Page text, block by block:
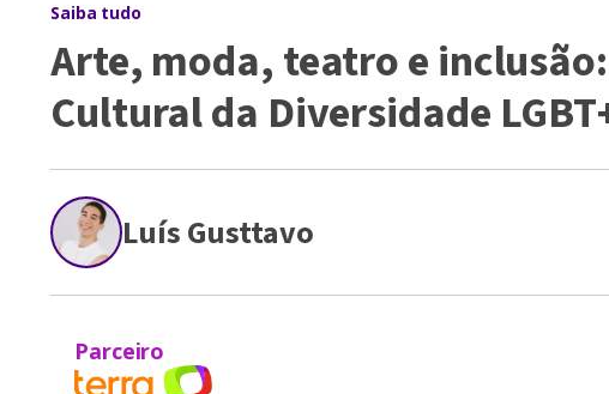
Saiba tudo
Arte, moda, teatro e
Cultural da Diversidade
Luís Gusttavo
Parceiro